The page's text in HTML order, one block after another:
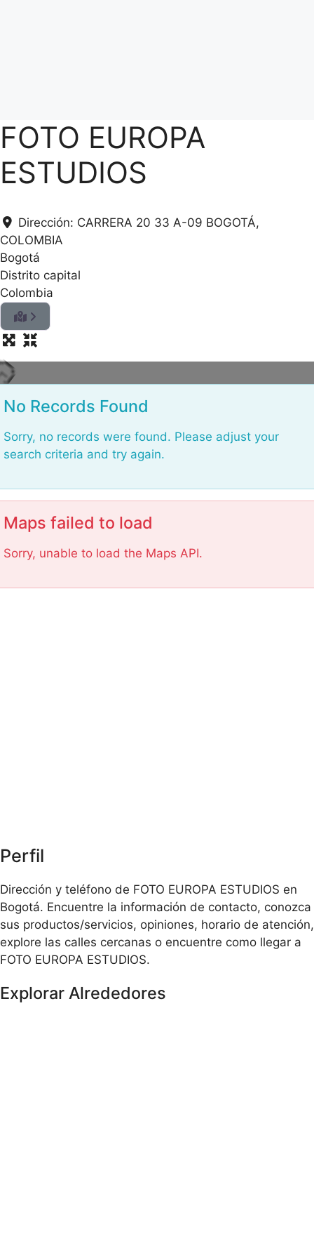
FOTO EUROPA
ESTUDIOS
Dirección: CARRERA 20 33 A-09 BOGOTÁ,
COLOMBIA
Bogotá
Distrito capital
Colombia
o
No Records Found
Sorry, no records were found. Please adjust your
search criteria and try again.
Maps failed to load
Sorry, unable to load the Maps API.
Perfil
Dirección y teléfono de FOTO EUROPA ESTUDIOS en
Bogotá. Encuentre la información de contacto, conozca
sus productos/servicios, opiniones, horario de atención,
explore las calles cercanas o encuentre como llegar a
FOTO EUROPA ESTUDIOS.
Explorar Alrededores